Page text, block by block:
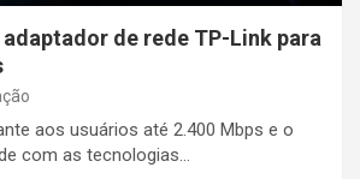
adaptador de rede TP-Link para
aos usuários até 2.400 Mbps e o
com as tecnologias…